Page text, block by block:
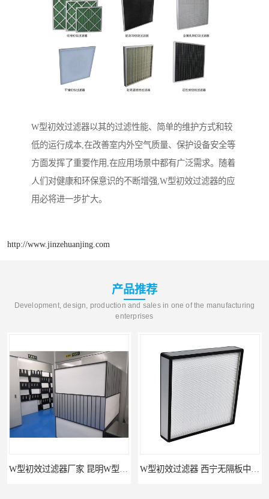
W型初效过滤器以其的过滤性能、简单的维护方式和较
低的运行成本,在改善室内外空气质量、保护设备安全等
方面发挥了重要作用,在应用场景中都有广泛需求。随着
人们对健康和环保意识的不断增强,W型初效过滤器的应
用必将进一步扩大。
http://www.jinzehuanjing.com
产品推荐
Development, design, production and sales in one of the manufacturing
enterprises